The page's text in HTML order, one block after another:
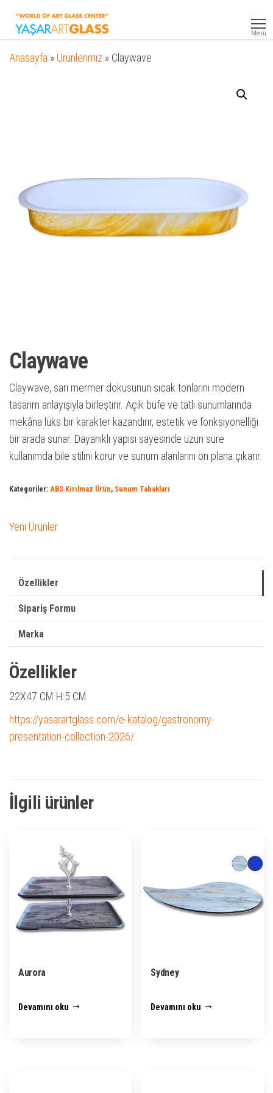
Glass
Menü
Anasayfa » Ürünlerimiz » Claywave
Claywave
Claywave, sarı mermer dokusunun sıcak tonlarını modern
tasarım anlayışıyla birleştirir. Açık büfe ve tatlı sunumlarında
mekâna lüks bir karakter kazandırır, estetik ve fonksiyonelliği
bir arada sunar. Dayanıklı yapısı sayesinde uzun süre
kullanımda bile stilini korur ve sunum alanlarını ön plana çıkarır.
Kategoriler: ABS Kırılmaz Ürün, Sunum Tabakları
Yeni Ürünler
Özellikler
Sipariş Formu
Marka
Özellikler
22X47 CM H:5 CM
https://yasarartglass.com/e-katalog/gastronomy-
presentation-collection-2026/
İlgili ürünler
Aurora
Devamını oku
Sydney
Devamını oku